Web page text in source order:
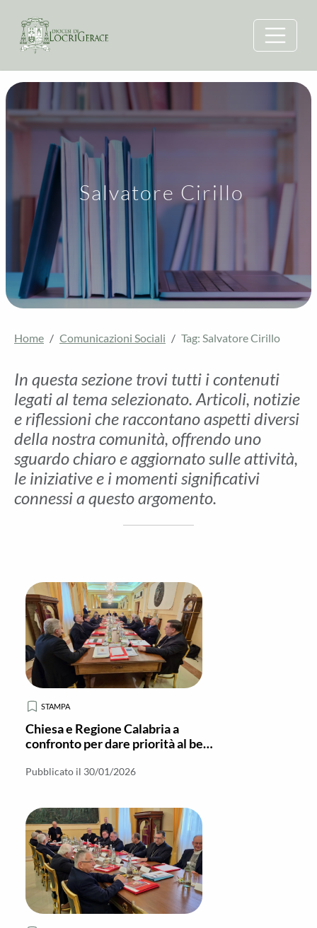
Salvatore Cirillo
Home Comunicazioni Sociali Tag: Salvatore Cirillo
In questa sezione trovi tutti i contenuti
legati al tema selezionato. Articoli, notizie
e riflessioni che raccontano aspetti diversi
della nostra comunità, offrendo uno
sguardo chiaro e aggiornato sulle attività,
le iniziative e i momenti significativi
connessi a questo argomento.
STAMPA
Chiesa e Regione Calabria a
confronto per dare priorità al bene
Pubblicato il 30/01/2026